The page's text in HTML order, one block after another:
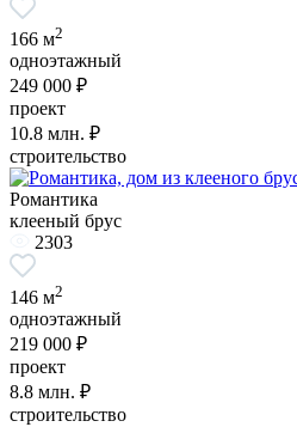
166 м2
одноэтажный
249 000 ₽
проект
10.8 млн. ₽
строительство
Романтика
клееный брус
2303
146 м2
одноэтажный
219 000 ₽
проект
8.8 млн. ₽
строительство